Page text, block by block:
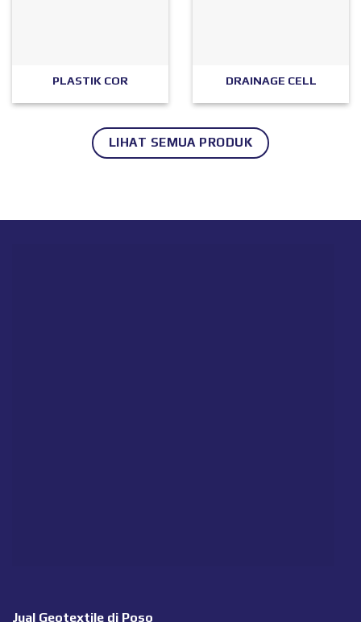
PLASTIK COR DRAINAGE CELL
LIHAT SEMUA PRODUK
Jual Geotextile di Poso